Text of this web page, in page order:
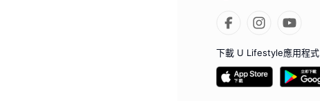
下載 U Lifestyle應用程式